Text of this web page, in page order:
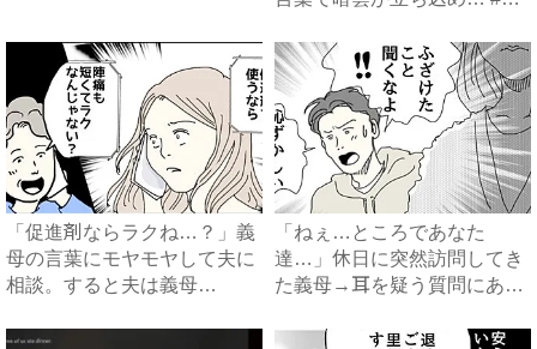
「促進剤ならラクね…？」義
母の言葉にモヤモヤして夫に
相談。すると夫は義母
「ねぇ…ところであなた
達…」休日に突然訪問してき
た義母→耳を疑う質問にあ